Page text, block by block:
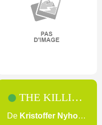
THE KILLING [SAISON 2]
De Kristoffer Nyholm BIRGER LARSEN